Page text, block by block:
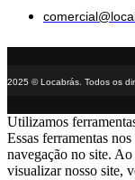
2025 © Locabrás. Todos os
Utilizamos
Essas ferramentas
navegação no site.
visualizar nosso site,